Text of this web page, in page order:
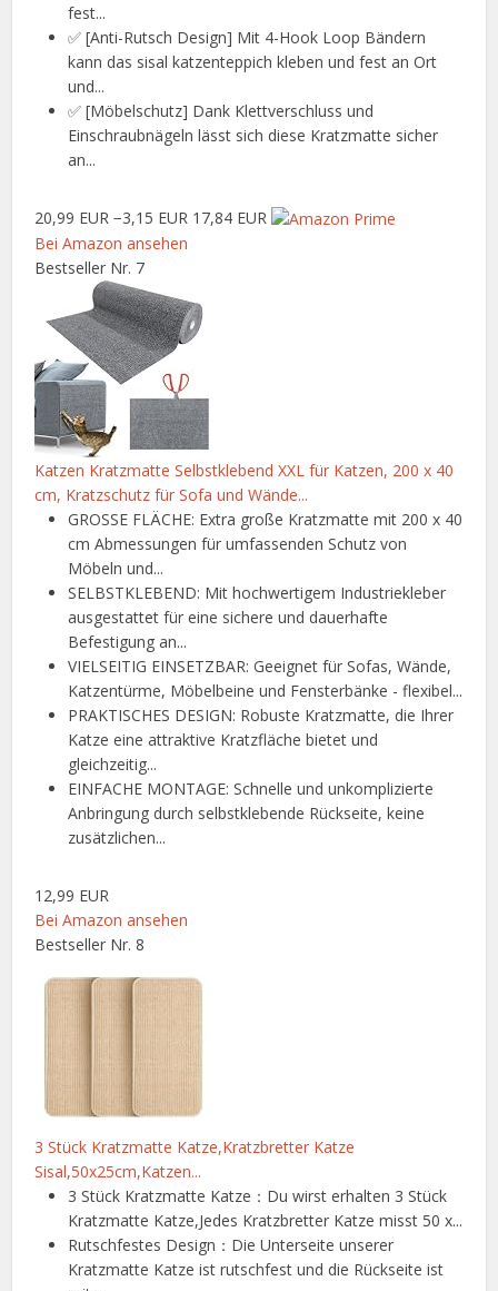
fest...
✅ [Anti-Rutsch Design] Mit 4-Hook Loop Bändern
kann das sisal katzenteppich kleben und fest an Ort
und...
✅ [Möbelschutz] Dank Klettverschluss und
Einschraubnägeln lässt sich diese Kratzmatte sicher
an...
20,99 EUR −3,15 EUR 17,84 EUR
Bei Amazon ansehen
Bestseller Nr. 7
Katzen Kratzmatte Selbstklebend XXL für Katzen, 200 x 40
cm, Kratzschutz für Sofa und Wände...
GROSSE FLÄCHE: Extra große Kratzmatte mit 200 x 40
cm Abmessungen für umfassenden Schutz von
Möbeln und...
SELBSTKLEBEND: Mit hochwertigem Industriekleber
ausgestattet für eine sichere und dauerhafte
Befestigung an...
VIELSEITIG EINSETZBAR: Geeignet für Sofas, Wände,
Katzentürme, Möbelbeine und Fensterbänke - flexibel...
PRAKTISCHES DESIGN: Robuste Kratzmatte, die Ihrer
Katze eine attraktive Kratzfläche bietet und
gleichzeitig...
EINFACHE MONTAGE: Schnelle und unkomplizierte
Anbringung durch selbstklebende Rückseite, keine
zusätzlichen...
12,99 EUR
Bei Amazon ansehen
Bestseller Nr. 8
3 Stück Kratzmatte Katze,Kratzbretter Katze
Sisal,50x25cm,Katzen...
3 Stück Kratzmatte Katze：Du wirst erhalten 3 Stück
Kratzmatte Katze,Jedes Kratzbretter Katze misst 50 x...
Rutschfestes Design：Die Unterseite unserer
Kratzmatte Katze ist rutschfest und die Rückseite ist